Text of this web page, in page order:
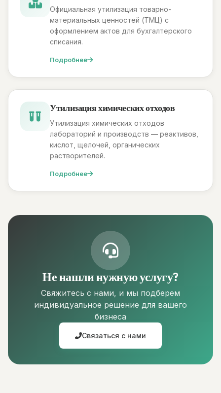
Официальная утилизация товарно-
материальных ценностей (ТМЦ) с
оформлением актов для бухгалтерского
списания.
Подробнее
Утилизация химических отходов
Утилизация химических отходов
лабораторий и производств — реактивов,
кислот, щелочей, органических
растворителей.
Подробнее
Не нашли нужную услугу?
Свяжитесь с нами, и мы подберем
индивидуальное решение для вашего
бизнеса
Связаться с нами